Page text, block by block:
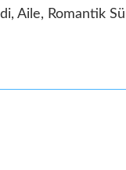
Aile, Romantik